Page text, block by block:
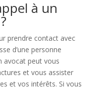
à un
prendre contact avec
d’une personne
avocat peut vous
et vous assister
et vos intérêts. Si vous